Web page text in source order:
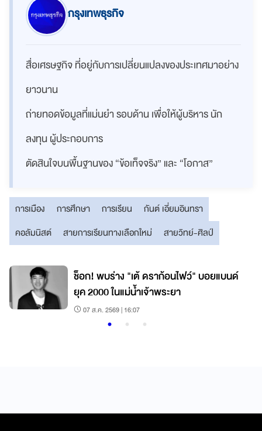
กรุงเทพธุรกิจ
สื่อเศรษฐกิจ ที่อยู่กับการเปลี่ยนแปลงของประเทศมาอย่าง
ยาวนาน
ถ่ายทอดข้อมูลที่แม่นยำ รอบด้าน เพื่อให้ผู้บริหาร นัก
ลงทุน ผู้ประกอบการ
ตัดสินใจบนพื้นฐานของ “ข้อเท็จจริง” และ “โอกาส”
การเมือง การศึกษา การเรียน
กันต์ เอี่ยมอินทรา
คอลัมนิสต์
สายการเรียนทางเลือกใหม่ สายวิทย์-ศิลป์
ช็อก! พบร่าง "เต้ ดราก้อนไฟว์" บอยแบนด์
ยุค 2000 ในแม่น้ำเจ้าพระยา
07 ส.ค. 2569 | 16:07